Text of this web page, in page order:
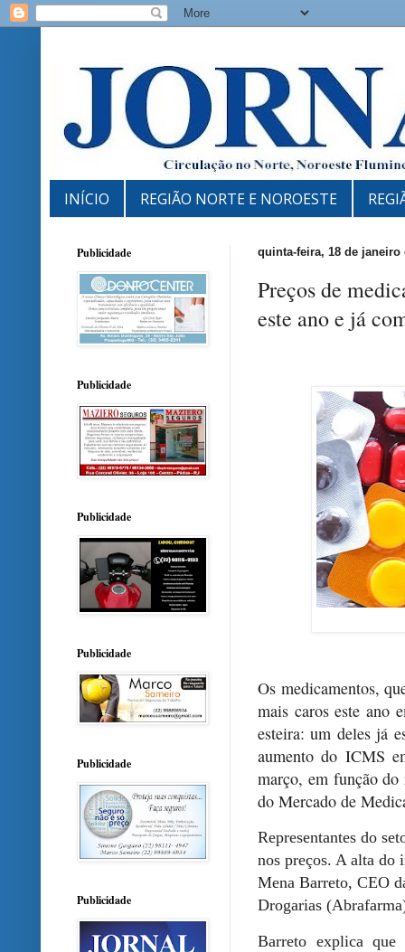
INÍCIO REGIÃO NORTE E NOROESTE
quinta-feira, 18 de janeiro
Preços de
este ano e já
Os medicamentos,
mais caros este ano
esteira: um deles já
aumento do ICMS
março, em função do
do Mercado de
Representantes do
nos preços. A alta do
Mena Barreto, CEO
Drogarias
Barreto explica
Publicidade
Publicidade
Publicidade
Publicidade
Publicidade
Publicidade